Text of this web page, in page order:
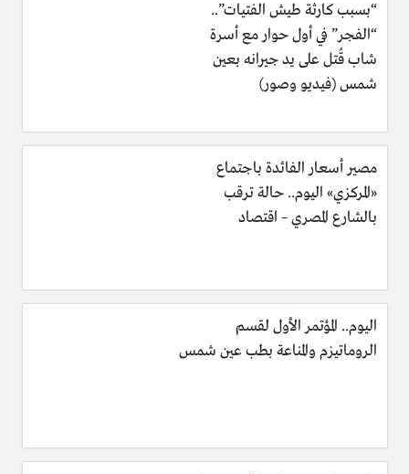
“بسبب كارثة طيش الفتيات”..
“الفجر” في أول حوار مع أسرة
شاب قُتل على يد جيرانه بعين
شمس (فيديو وصور)
مصير أسعار الفائدة باجتماع
«المركزي» اليوم.. حالة ترقب
بالشارع المصري – اقتصاد
اليوم.. المؤتمر الأول لقسم
الروماتيزم والمناعة بطب عين شمس